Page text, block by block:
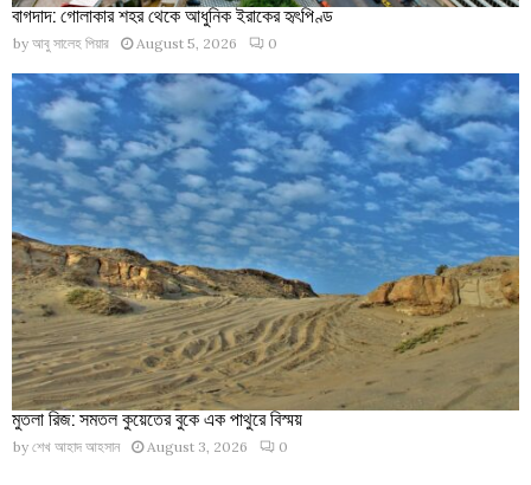
বাগদাদ: গোলাকার শহর থেকে আধুনিক ইরাকের হৃৎপিণ্ড
by আবু সালেহ পিয়ার August 5, 2026 0
মুতলা রিজ: সমতল কুয়েতের বুকে এক পাথুরে বিস্ময়
by শেখ আহাদ আহসান August 3, 2026 0